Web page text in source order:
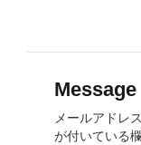
Message
メールアドレ
が付いている